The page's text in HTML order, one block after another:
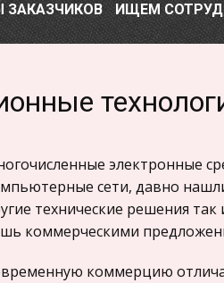
ЗАКАЗЧИКОВ ИЩЕМ
электронные
сети, давно
технические решения
коммерческими
коммерцию